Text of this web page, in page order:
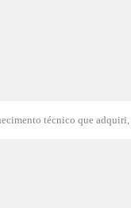
técnico que